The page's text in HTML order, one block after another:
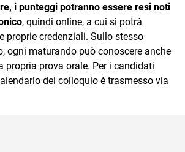
i punteggi potranno essere resi noti
, quindi online, a cui si potrà
proprie credenziali. Sullo stesso
ogni maturando può conoscere anche
propria prova orale. Per i candidati
del colloquio è trasmesso via